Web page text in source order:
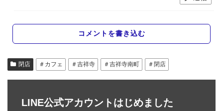
コメントを書き込む
閉店 ＃カフェ ＃吉祥寺 ＃吉祥寺南町 ＃閉店
LINE公式アカウントはじめました